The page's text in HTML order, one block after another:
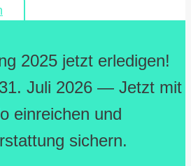
2025 jetzt erledigen!
Juli 2026 — Jetzt mit
einreichen und
sichern.